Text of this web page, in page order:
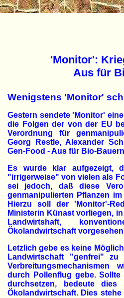
'Monitor':
Aus für
Wenigstens 'Monitor'
Gestern sendete 'Monitor'
die Folgen der von der EU
Verordnung für
Georg Restle, Alexander
Gen-Food - Aus für Bio-
Es wurde klar aufgezeigt,
"irrigerweise" von vielen als
sei jedoch, daß diese
genmanipulierten Pflanzen
Hierzu soll der 'Monitor'-
Ministerin Künast vorliegen,
Landwirtshaft,
Ökolandwirtschaft
Letzlich gebe es keine
Landwirtschaft "genfrei"
Verbreitungsmechanismen
durch Pollenflug gebe.
durchsetzen, bedeute
Ökolandwirtschaft. Dies